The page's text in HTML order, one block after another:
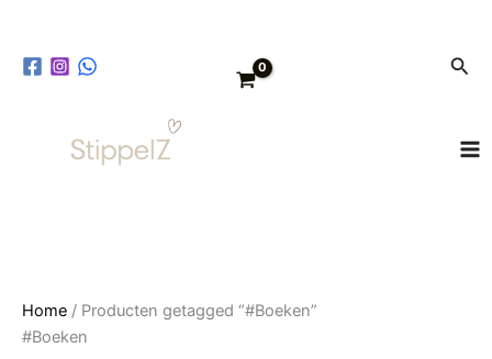
Home / Producten getagged “#Boeken”
#Boeken